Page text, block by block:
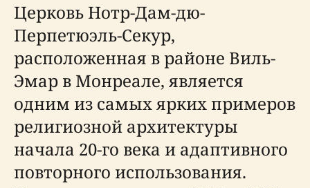
Церковь Нотр-Дам-дю-
Перпетюэль-Секур,
расположенная в районе Виль-
Эмар в Монреале, является
одним из самых ярких примеров
религиозной архитектуры
начала 20-го века и адаптивного
повторного использования.